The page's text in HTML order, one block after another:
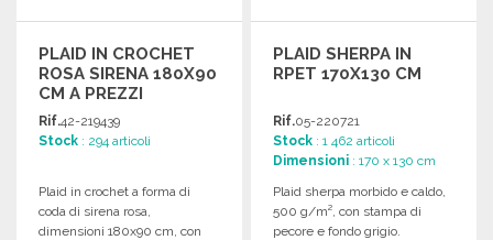
PLAID IN CROCHET
ROSA SIRENA 180X90
CM A PREZZI
ALL'INGROSSO
Rif.42-219439
Stock : 294 articoli
Plaid in crochet a forma di
coda di sirena rosa,
dimensioni 180x90 cm, con
PLAID SHERPA IN
RPET 170X130 CM
Rif.05-220721
Stock : 1 462 articoli
Dimensioni : 170 x 130 cm
Plaid sherpa morbido e caldo,
500 g/m², con stampa di
pecore e fondo grigio.